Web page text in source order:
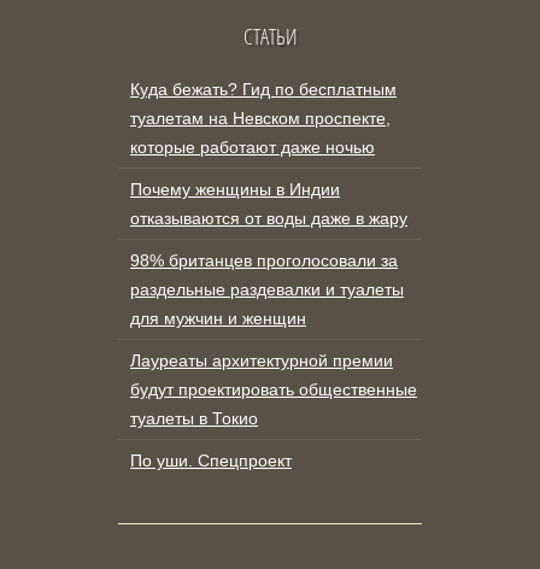
СТАТЬИ
Куда бежать? Гид по бесплатным
туалетам на Невском проспекте,
которые работают даже ночью
Почему женщины в Индии
отказываются от воды даже в жару
98% британцев проголосовали за
раздельные раздевалки и туалеты
для мужчин и женщин
Лауреаты архитектурной премии
будут проектировать общественные
туалеты в Токио
По уши. Спецпроект